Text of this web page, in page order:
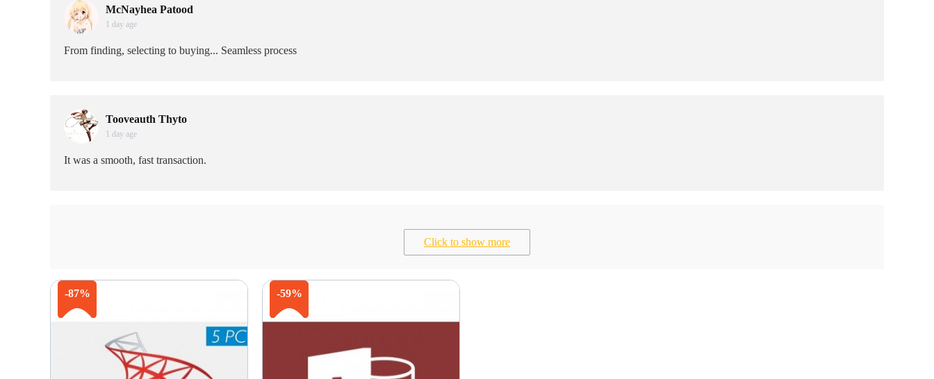
McNayhea Patood
1 day age
From finding, selecting to buying... Seamless process
Tooveauth Thyto
1 day age
It was a smooth, fast transaction.
Click to show more
-87% -59%